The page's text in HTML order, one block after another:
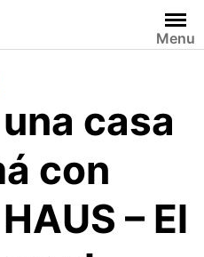
Menu
casa
con
– El